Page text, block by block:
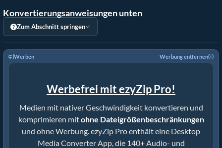
Konvertierungsanweisungen unten
Zum Abschnitt springen
Werben Werbung entfernen
Werbefrei mit ezyZip Pro!
Medien mit nativer Geschwindigkeit konvertieren und
komprimieren mitohne Dateigrößenbeschränkungen
und ohne Werbung. ezyZip Pro enthält eine Desktop
Media Converter App, die 140+ Audio- und